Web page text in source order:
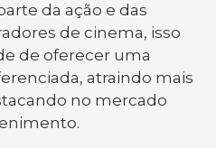
da ação e das
de cinema, isso
de oferecer uma
atraindo mais
no mercado